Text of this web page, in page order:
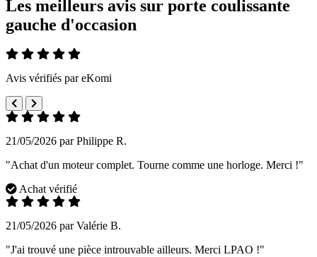
Les meilleurs avis sur porte coulissante
gauche d'occasion
Avis vérifiés par eKomi
21/05/2026 par Philippe R.
"Achat d'un moteur complet. Tourne comme une horloge. Merci !"
Achat vérifié
21/05/2026 par Valérie B.
"J'ai trouvé une pièce introuvable ailleurs. Merci LPAO !"